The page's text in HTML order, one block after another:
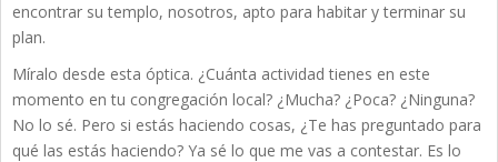
encontrar su templo, nosotros, apto para habitar y terminar su
plan.
Míralo desde esta óptica. ¿Cuánta actividad tienes en este
momento en tu congregación local? ¿Mucha? ¿Poca? ¿Ninguna?
No lo sé. Pero si estás haciendo cosas, ¿Te has preguntado para
qué las estás haciendo? Ya sé lo que me vas a contestar. Es lo